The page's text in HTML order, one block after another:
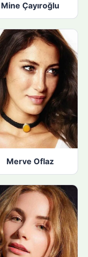
Mine Çayıroğlu
Merve Oflaz